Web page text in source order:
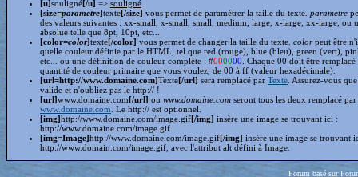
[u]souligné[/u] => souligné
[size=parametre]texte[/size] vous permet de paramétrer la taille du texte. parametre
des valeurs suivantes : xx-small, x-small, small, medium, large, x-large, xx-large, ou
absolue telle que 8pt, 10pt, etc...
[color=color]texte[/color] vous permet de changer la taille du texte. colorpeut être
quelle couleur définie par le HTML, tel que red (rouge), blue (bleu), green (vert),
etc... ou une définition de couleur complète : #000000 . Chaque 00 doit être
quantité de couleur primaire que vous voulez, de 00 à ff (valeur hexadécimale).
[url=http://www.domaine.com]Texte[/url] sera remplacé par Texte . Assurez-vous
valide et n'oubliez pas le http:// !
[url]www.domaine.com[/url] ou www.domaine.com seront tous les deux remplacé par
www.domaine.com . Le http:// est optionnel.
[img]http://www.domaine.com/image.gif[/img] insère une image se trouvant ici :
http://www.domaine.com/image.gif.
[img=Image]http://www.domaine.com/image.gif[/img] insère une image se trouvant
http://www.domain.com/image.gif, avec l'attribut alt défini à Image.
Forum basé sur